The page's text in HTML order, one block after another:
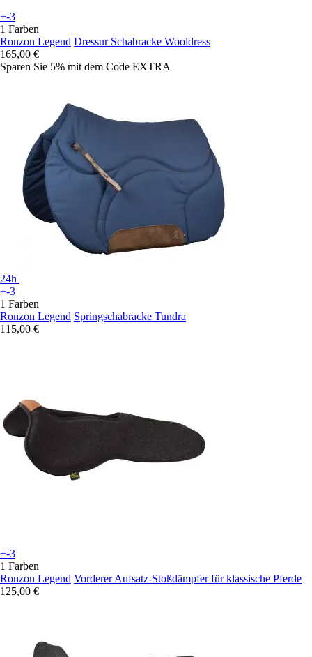
+-3
1 Farben
Ronzon Legend Dressur Schabracke Wooldress
165,00 €
Sparen Sie 5% mit dem Code EXTRA
24h
+-3
1 Farben
Ronzon Legend Springschabracke Tundra
115,00 €
+-3
1 Farben
Ronzon Legend Vorderer Aufsatz-Stoßdämpfer für klassische Pferde
125,00 €